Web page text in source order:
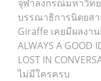
จุฬาลงกรณ์มหาวิท
บรรณาธิการนิตยสา
Giraffe เคยมีผลงา
ALWAYS A GOOD
LOST IN
ไม่มีใครครบ